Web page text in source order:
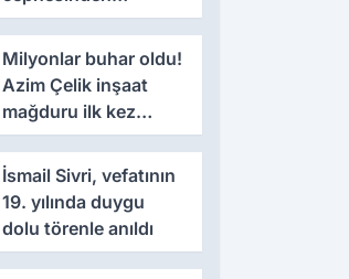
'montaj' savunması
Milyonlar buhar oldu!
Azim Çelik inşaat
mağduru ilk kez
konuştu
İsmail Sivri, vefatının
19. yılında duygu
dolu törenle anıldı